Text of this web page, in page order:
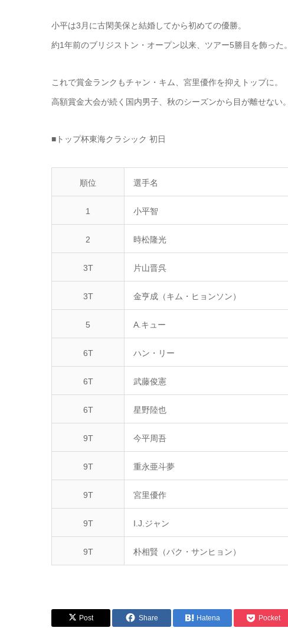
小平は3月に古閑美保と結婚してから初めての優勝。
約1年前のブリジストン・オープン以来、ツアー5勝目を飾った。
これで賞金ランクもチャン・キム、宮里優作を抑えトップに。
高額賞金大会が続く国内男子、秋のシーズンから目が離せない。
■トップ杯東海クラシック 初日
順位 選手名
1 小平智
2 時松隆光
3T 片山晋呉
3T 金亨成（キム・ヒョンソン）
5 A.キュー
6T ハン・リー
6T 武藤俊憲
6T 星野陸也
9T 今平周吾
9T 重永亜斗夢
9T 宮里優作
9T I.J.ジャン
9T 朴相賢（パク・サンヒョン）
Post Share Hatena Pocket